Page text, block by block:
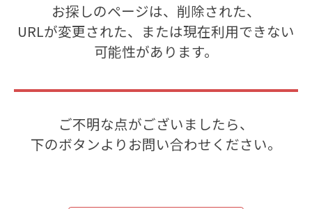
お探しのページは、削除された、
URLが変更された、または現在利用できない
可能性があります。
ご不明な点がございましたら、
下のボタンよりお問い合わせください。